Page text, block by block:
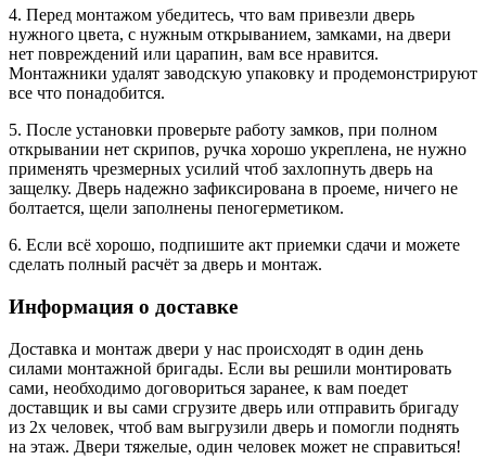
4. Перед монтажом убедитесь, что вам привезли дверь
нужного цвета, с нужным открыванием, замками, на двери
нет повреждений или царапин, вам все нравится.
Монтажники удалят заводскую упаковку и продемонстрируют
все что понадобится.
5. После установки проверьте работу замков, при полном
открывании нет скрипов, ручка хорошо укреплена, не нужно
применять чрезмерных усилий чтоб захлопнуть дверь на
защелку. Дверь надежно зафиксирована в проеме, ничего не
болтается, щели заполнены пеногерметиком.
6. Если всё хорошо, подпишите акт приемки сдачи и можете
сделать полный расчёт за дверь и монтаж.
Информация о доставке
Доставка и монтаж двери у нас происходят в один день
силами монтажной бригады. Если вы решили монтировать
сами, необходимо договориться заранее, к вам поедет
доставщик и вы сами сгрузите дверь или отправить бригаду
из 2х человек, чтоб вам выгрузили дверь и помогли поднять
на этаж. Двери тяжелые, один человек может не справиться!